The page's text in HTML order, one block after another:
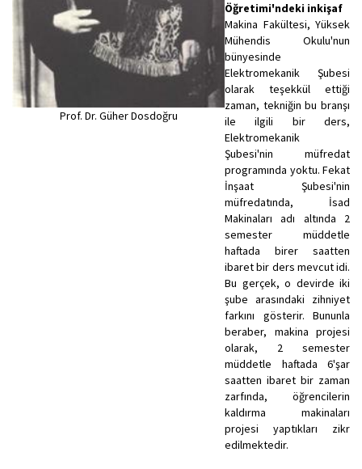
Prof. Dr. Güher Dosdoğru
Öğretimi'ndeki inkişaf
Makina Fakültesi, Yüksek
Mühendis Okulu'nun
bünyesinde
Elektromekanik Şubesi
olarak teşekkül ettiği
zaman, tekniğin bu branşı
ile ilgili bir ders,
Elektromekanik
Şubesi'nin müfredat
programında yoktu. Fekat
İnşaat Şubesi'nin
müfredatında, İsad
Makinaları adı altında 2
semester müddetle
haftada birer saatten
ibaret bir ders mevcut idi.
Bu gerçek, o devirde iki
şube arasındaki zihniyet
farkını gösterir. Bununla
beraber, makina projesi
olarak, 2 semester
müddetle haftada 6'şar
saatten ibaret bir zaman
zarfında, öğrencilerin
kaldırma makinaları
projesi yaptıkları zikr
edilmektedir.